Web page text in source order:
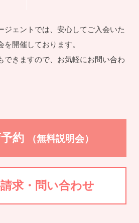
ジェントでは、安⼼してご⼊会いた
を開催しております。
できますので、お気軽にお問い合わ
約 （無料説明会）
求・問い合わせ